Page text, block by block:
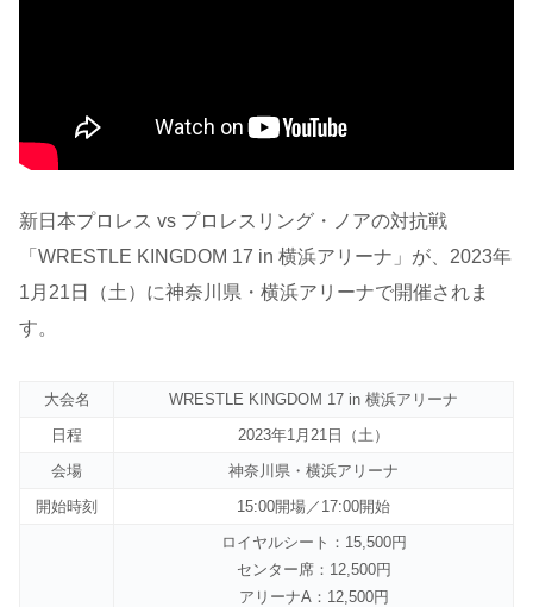
新日本プロレス vs プロレスリング・ノアの対抗戦
「WRESTLE KINGDOM 17 in 横浜アリーナ」が、2023年
1月21日（土）に神奈川県・横浜アリーナで開催されま
す。
大会名
WRESTLE KINGDOM 17 in 横浜アリーナ
日程
2023年1月21日（土）
会場
神奈川県・横浜アリーナ
開始時刻
15:00開場／17:00開始
ロイヤルシート：15,500円
センター席：12,500円
アリーナA：12,500円